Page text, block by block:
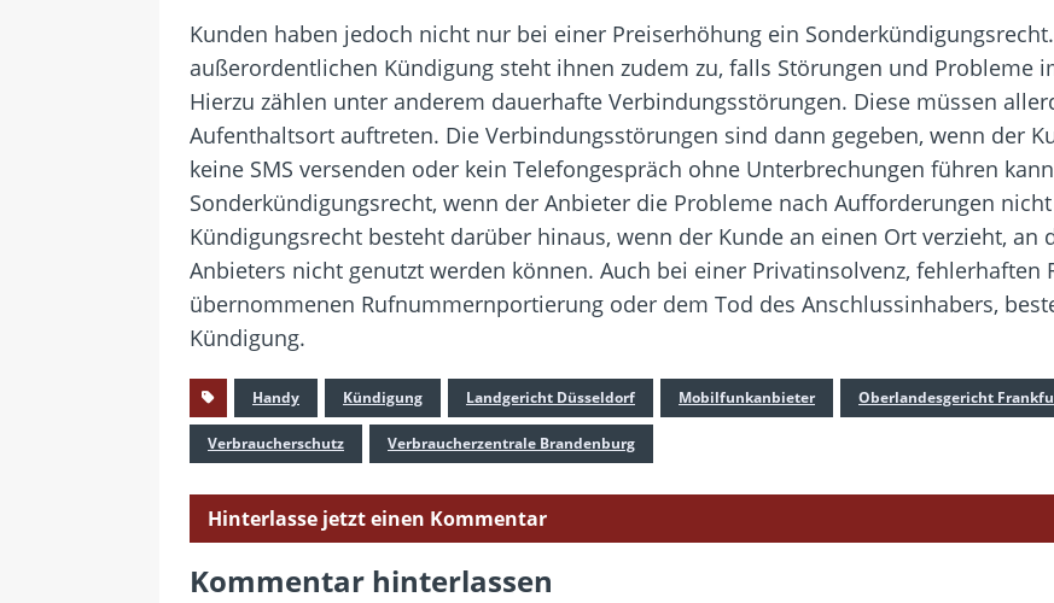
Kunden haben jedoch nicht nur bei einer Preiserhöhung ein
außerordentlichen Kündigung steht ihnen zudem zu, falls Störungen und Probleme
Hierzu zählen unter anderem dauerhafte Verbindungsstörungen. Diese müssen
Aufenthaltsort auftreten. Die Verbindungsstörungen sind dann gegeben, wenn der
keine SMS versenden oder kein Telefongespräch ohne Unterbrechungen führen
Sonderkündigungsrecht, wenn der Anbieter die Probleme nach Aufforderungen
Kündigungsrecht besteht darüber hinaus, wenn der Kunde an einen Ort verzieht, an
Anbieters nicht genutzt werden können. Auch bei einer Privatinsolvenz, fehlerhaften
übernommenen Rufnummernportierung oder dem Tod des Anschlussinhabers,
Kündigung.
Handy Kündigung Landgericht Düsseldorf Mobilfunkanbieter Oberlandesgericht
Verbraucherschutz Verbraucherzentrale Brandenburg
Hinterlasse jetzt einen Kommentar
Kommentar hinterlassen